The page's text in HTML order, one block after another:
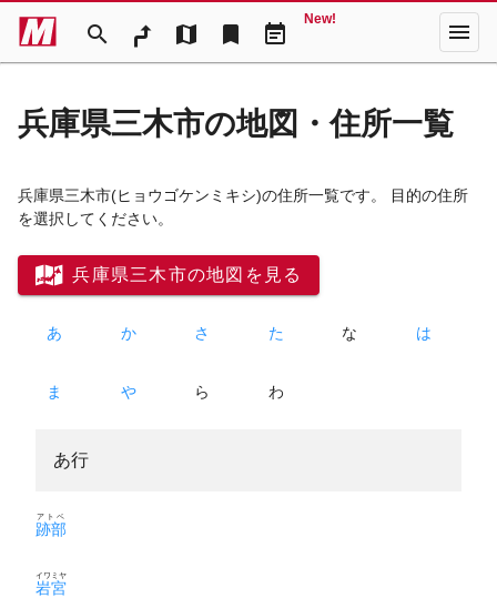
search map bookmark event_note
New! menu
兵庫県三木市の地図・住所一覧
兵庫県三木市(ヒョウゴケンミキシ)の住所一覧です。 目的の住所
を選択してください。
兵庫県三木市の地図を見る
あ か さ た な は
ま や ら わ
あ行
跡部
アトベ
岩宮
イワミヤ